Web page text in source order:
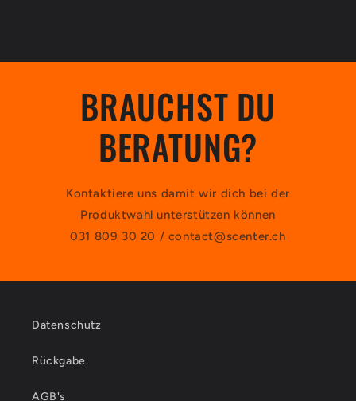
BRAUCHST DU
BERATUNG?
Kontaktiere uns damit wir dich bei der
Produktwahl unterstützen können
031 809 30 20 / contact@scenter.ch
Datenschutz
Rückgabe
AGB's